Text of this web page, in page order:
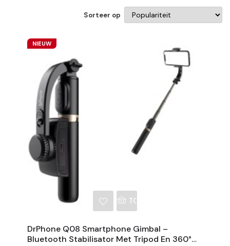
Sorteer op
NIEUW
TOEVOEGEN AAN
DrPhone Q08 Smartphone Gimbal –
Bluetooth Stabilisator Met Tripod En 360°